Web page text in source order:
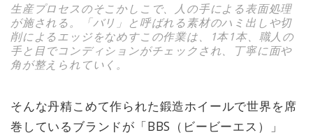
生産プロセスのそこかしこで、人の手による表面処理
が施される。「バリ」と呼ばれる素材のハミ出しや切
削によるエッジをなめすこの作業は、1本1本、職人の
手と目でコンディションがチェックされ、丁寧に面や
角が整えられていく。
そんな丹精こめて作られた鍛造ホイールで世界を席
巻しているブランドが「BBS（ビービーエス）」